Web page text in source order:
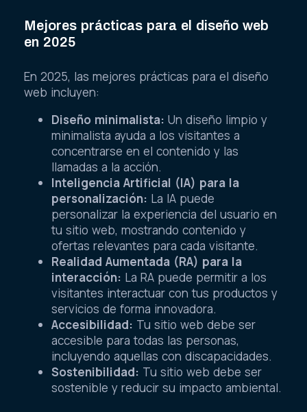
Mejores prácticas para el diseño web
en 2025
En 2025, las mejores prácticas para el diseño
web incluyen:
Diseño minimalista: Un diseño limpio y
minimalista ayuda a los visitantes a
concentrarse en el contenido y las
llamadas a la acción.
Inteligencia Artificial (IA) para la
personalización: La IA puede
personalizar la experiencia del usuario en
tu sitio web, mostrando contenido y
ofertas relevantes para cada visitante.
Realidad Aumentada (RA) para la
interacción: La RA puede permitir a los
visitantes interactuar con tus productos y
servicios de forma innovadora.
Accesibilidad: Tu sitio web debe ser
accesible para todas las personas,
incluyendo aquellas con discapacidades.
Sostenibilidad: Tu sitio web debe ser
sostenible y reducir su impacto ambiental.